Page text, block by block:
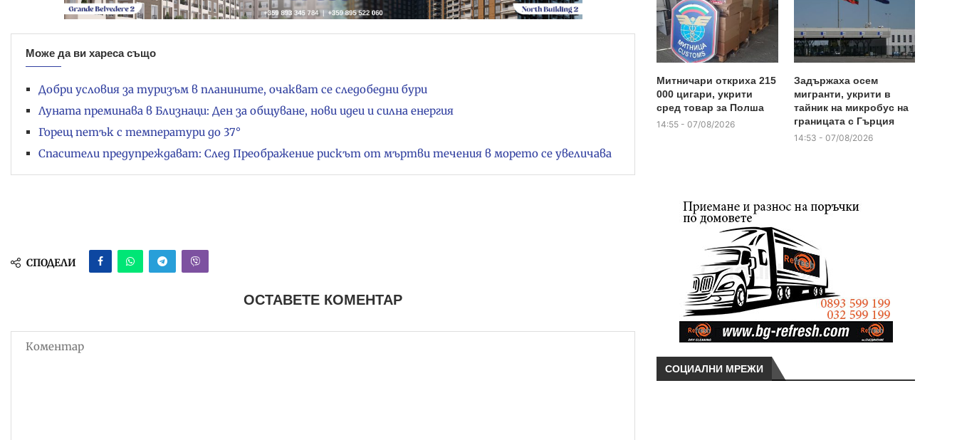
Може да ви хареса също
Добри условия за туризъм в планините, очакват се следобедни бури
Луната преминава в Близнаци: Ден за общуване, нови идеи и силна енергия
Горещ петък с температури до 37°
Спасители предупреждават: След Преображение рискът от мъртви течения в морето се увеличава
СПОДЕЛИ
ОСТАВЕТЕ КОМЕНТАР
Митничари откриха 215
000 цигари, укрити
сред товар за Полша
14:55 - 07/08/2026
Задържаха осем
мигранти, укрити в
тайник на микробус на
границата с Гърция
14:53 - 07/08/2026
СОЦИАЛНИ МРЕЖИ